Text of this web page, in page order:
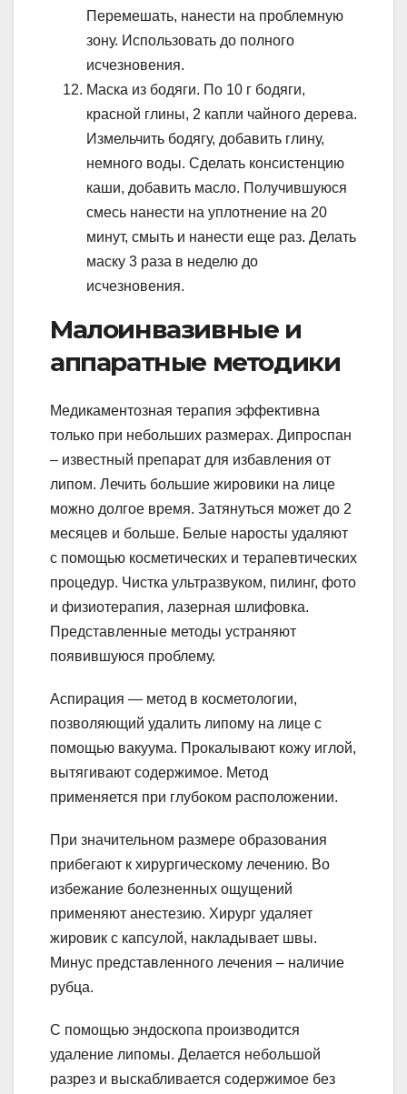
Перемешать, нанести на проблемную
зону. Использовать до полного
исчезновения.
Маска из бодяги. По 10 г бодяги,
красной глины, 2 капли чайного дерева.
Измельчить бодягу, добавить глину,
немного воды. Сделать консистенцию
каши, добавить масло. Получившуюся
смесь нанести на уплотнение на 20
минут, смыть и нанести еще раз. Делать
маску 3 раза в неделю до
исчезновения.
Малоинвазивные и
аппаратные методики
Медикаментозная терапия эффективна
только при небольших размерах. Дипроспан
– известный препарат для избавления от
липом. Лечить большие жировики на лице
можно долгое время. Затянуться может до 2
месяцев и больше. Белые наросты удаляют
с помощью косметических и терапевтических
процедур. Чистка ультразвуком, пилинг, фото
и физиотерапия, лазерная шлифовка.
Представленные методы устраняют
появившуюся проблему.
Аспирация — метод в косметологии,
позволяющий удалить липому на лице с
помощью вакуума. Прокалывают кожу иглой,
вытягивают содержимое. Метод
применяется при глубоком расположении.
При значительном размере образования
прибегают к хирургическому лечению. Во
избежание болезненных ощущений
применяют анестезию. Хирург удаляет
жировик с капсулой, накладывает швы.
Минус представленного лечения – наличие
рубца.
С помощью эндоскопа производится
удаление липомы. Делается небольшой
разрез и выскабливается содержимое без